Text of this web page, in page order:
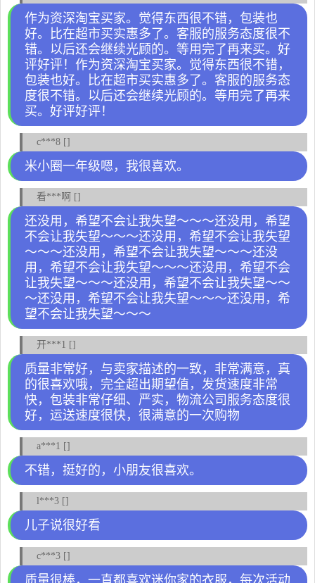
作为资深淘宝买家。觉得东西很不错，包装也
好。比在超市买实惠多了。客服的服务态度很不
错。以后还会继续光顾的。等用完了再来买。好
评好评！作为资深淘宝买家。觉得东西很不错，
包装也好。比在超市买实惠多了。客服的服务态
度很不错。以后还会继续光顾的。等用完了再来
买。好评好评！
c***8 []
米小圈一年级嗯，我很喜欢。
看***啊 []
还没用，希望不会让我失望～～～还没用，希望
不会让我失望～～～还没用，希望不会让我失望
～～～还没用，希望不会让我失望～～～还没
用，希望不会让我失望～～～还没用，希望不会
让我失望～～～还没用，希望不会让我失望～～
～还没用，希望不会让我失望～～～还没用，希
望不会让我失望～～～
开***1 []
质量非常好，与卖家描述的一致，非常满意，真
的很喜欢哦，完全超出期望值，发货速度非常
快，包装非常仔细、严实，物流公司服务态度很
好，运送速度很快，很满意的一次购物
a***1 []
不错，挺好的，小朋友很喜欢。
l***3 []
儿子说很好看
c***3 []
质量很棒，一直都喜欢迷你家的衣服，每次活动